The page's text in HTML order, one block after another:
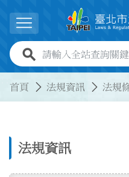
展開選單
全站查詢關鍵字欄位
首頁 法規資訊 法規
法規資訊